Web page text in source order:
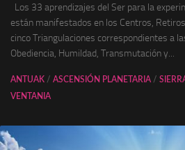
Los 33 aprendizajes del Ser para la
están manifestados en los Centros,
cinco Triangulaciones correspondientes a
Obediencia, Humildad, Transmutación y...
ANTUAK / ASCENSIÓN PLANETARIA /
VENTANIA